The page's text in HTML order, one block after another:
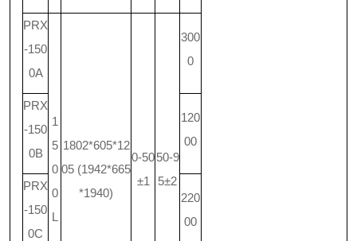
PRX
-150
0A
1
5
0
0
L
1802*605*12
05 (1942*665
*1940)
0-50
±1
50-9
5±2
300
0
PRX
-150
0B
120
00
PRX
-150
0C
220
00